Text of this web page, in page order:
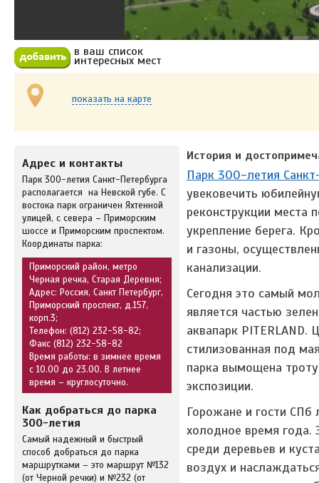
Добавить в избранное
в ваш список
интересных мест
показать на карте
Адрес и контакты
Парк 300-летия Санкт-Петербурга
располагается на Невской губе. С
востока парк ограничен Яхтенной
улицей, с севера – Приморским
шоссе и Приморским проспектом.
Координаты парка:
Приморский район, метро
Черная речка, Старая Деревня;
Адрес: Россия, Санкт Петербург,
Приморский проспект, д.157,
корп.3;
Телефон: (812) 232-58-82;
Факс (812) 232-58-82
Время работы: в зимнее время
с 10.00 до 23.00. В летнее
время – круглосуточно.
Как добраться до парка
300-летия
Самый надежный и быстрый
способ добраться до парка
маршрутками – это маршрут №132
(от Черной речки) и №232 (от
История и
Парк 300-летия
увековечить
реконструкции места
укрепление берега.
и газоны,
канализации.
Сегодня это самый
является частью
аквапарк
стилизованная под
парка вымощена
экспозиции.
Горожане и гости СПб
холодное время года.
среди деревьев и
воздух и